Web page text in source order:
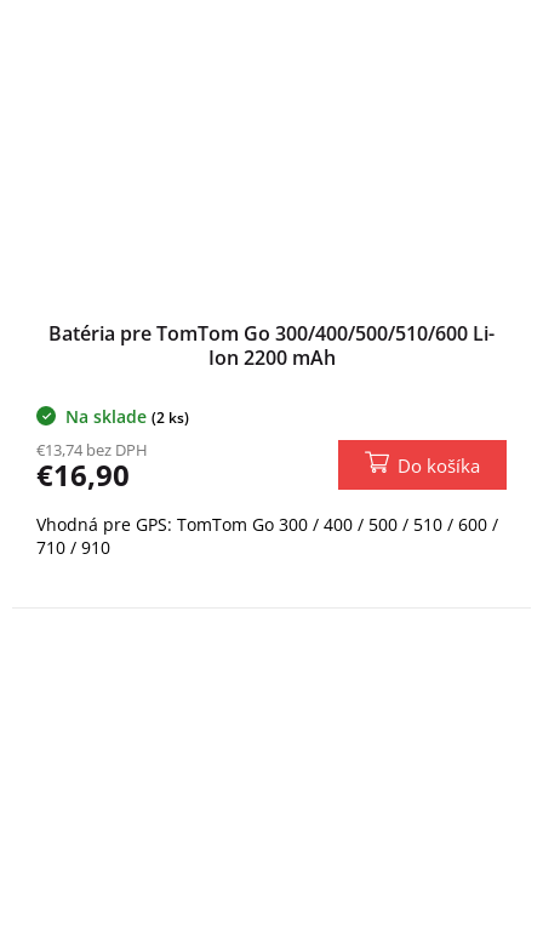
Batéria pre TomTom Go 300/400/500/510/600 Li-
Ion 2200 mAh
Na sklade (2 ks)
€13,74 bez DPH
€16,90 Do košíka
Vhodná pre GPS: TomTom Go 300 / 400 / 500 / 510 / 600 /
710 / 910